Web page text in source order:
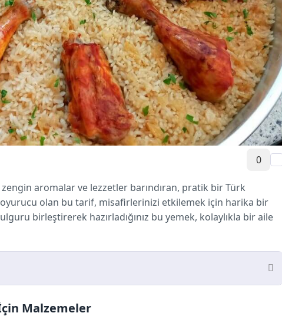
0
aromalar ve lezzetler barındıran, pratik bir Türk
olan bu tarif, misafirlerinizi etkilemek için harika bir
birleştirerek hazırladığınız bu yemek, kolaylıkla bir aile
Malzemeler